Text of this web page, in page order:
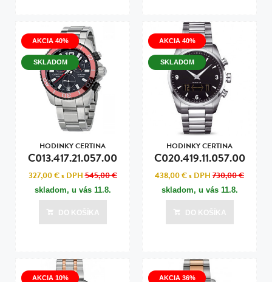
AKCIA 40%
SKLADOM
HODINKY CERTINA
C013.417.21.057.00
327,00 €s DPH545,00 €
skladom, u vás 11.8.
DO KOŠÍKA
AKCIA 40%
SKLADOM
HODINKY CERTINA
C020.419.11.057.00
438,00 €s DPH 730,00 €
skladom, u vás 11.8.
DO KOŠÍKA
AKCIA 10% AKCIA 36%